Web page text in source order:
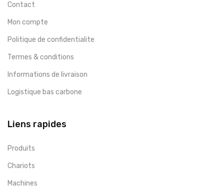
Contact
Mon compte
Politique de confidentialite
Termes & conditions
Informations de livraison
Logistique bas carbone
Liens rapides
Produits
Chariots
Machines